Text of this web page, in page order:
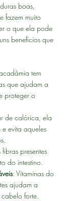
boas,
fazem muito
o que ela pode
benefícios que
tem
que ajudam a
proteger o
de calórica, ela
evita aqueles
fibras presentes
do intestino.
: Vitaminas do
ajudam a
forte.